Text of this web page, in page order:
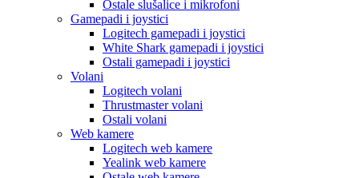
Ostale slušalice i mikrofoni
Gamepadi i joystici
Logitech gamepadi i joystici
White Shark gamepadi i joystici
Ostali gamepadi i joystici
Volani
Logitech volani
Thrustmaster volani
Ostali volani
Web kamere
Logitech web kamere
Yealink web kamere